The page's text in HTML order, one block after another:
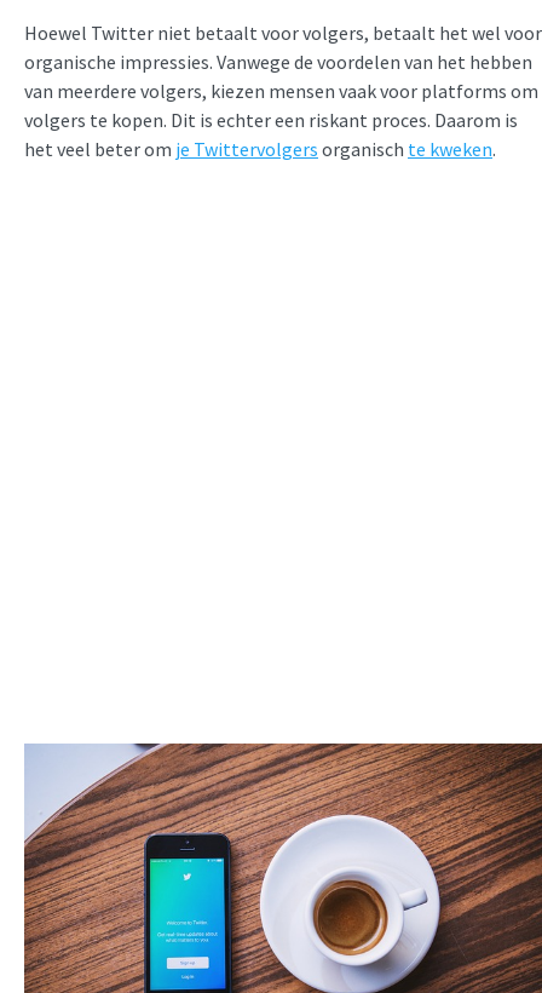
Hoewel Twitter niet betaalt voor volgers, betaalt het wel voor
organische impressies. Vanwege de voordelen van het hebben
van meerdere volgers, kiezen mensen vaak voor platforms om
volgers te kopen. Dit is echter een riskant proces. Daarom is
het veel beter om je Twittervolgers organisch te kweken.